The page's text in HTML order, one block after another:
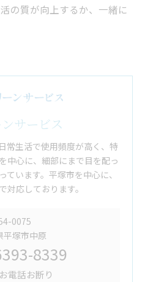
の質が向上するか、一緒に
サービス
常生活で使用頻度が高く、特
中心に、細部にまで目を配っ
います。平塚市を中心に、
対応しております。
0075
平塚市中原
8339
電話お断り